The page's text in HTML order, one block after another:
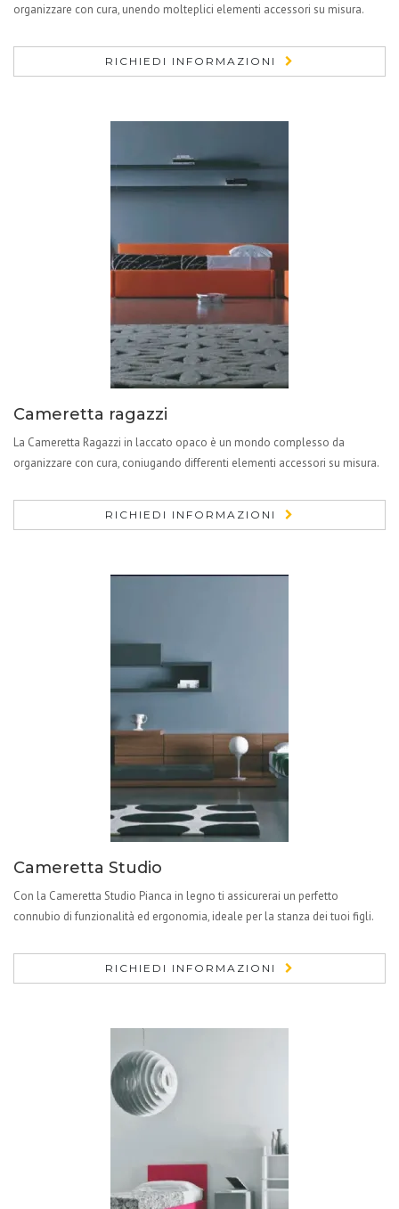
organizzare con cura, unendo molteplici elementi accessori su misura.
RICHIEDI INFORMAZIONI
Cameretta ragazzi
La Cameretta Ragazzi in laccato opaco è un mondo complesso da
organizzare con cura, coniugando differenti elementi accessori su misura.
RICHIEDI INFORMAZIONI
Cameretta Studio
Con la Cameretta Studio Pianca in legno ti assicurerai un perfetto
connubio di funzionalità ed ergonomia, ideale per la stanza dei tuoi figli.
RICHIEDI INFORMAZIONI